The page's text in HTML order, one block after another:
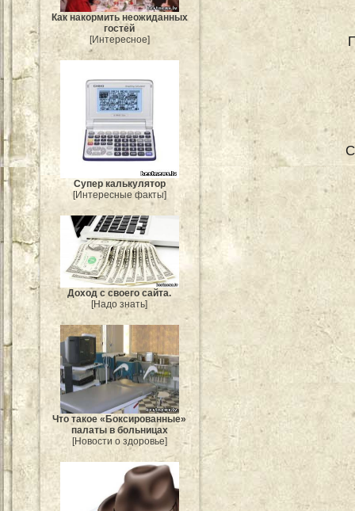
Как накормить неожиданных
гостей
[Интересное]
Супер калькулятор
[Интересные факты]
Доход с своего сайта.
[Надо знать]
Что такое «Боксированные»
палаты в больницах
[Новости о здоровье]